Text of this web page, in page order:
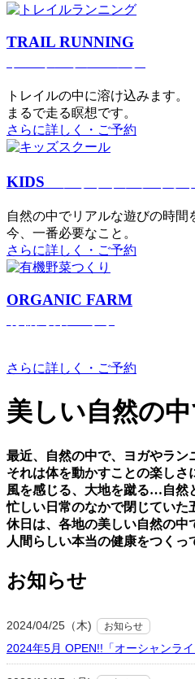
TRAIL RUNNING
トレイルの中に溶け込みます。
まるで⾛る瞑想です。
さらに詳しく・ご予約
KIDS
⾃然の中でリアルな遊びの時間
今、⼀番必要なこと。
さらに詳しく・ご予約
ORGANIC FARM
さらに詳しく・ご予約
美しい⾃然の
最近、⾃然の中で、ヨガやラン
それは体を動かすことの楽しさ
⾵を感じる、⼤地を蹴る…⾃然
忙しい⽇常のなかで閉じていた
休⽇は、各地の美しい⾃然の中
⼈間らしい本当の健康をつくっ
お知らせ
2024/04/25（木) お知らせ
2024年5月 OPEN!!「オーシャンライ